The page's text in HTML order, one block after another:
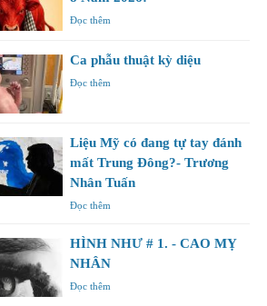
Đọc thêm
Ca phẫu thuật kỳ diệu
Đọc thêm
Liệu Mỹ có đang tự tay đánh
mất Trung Đông?- Trương
Nhân Tuấn
Đọc thêm
HÌNH NHƯ # 1. - CAO MỴ
NHÂN
Đọc thêm